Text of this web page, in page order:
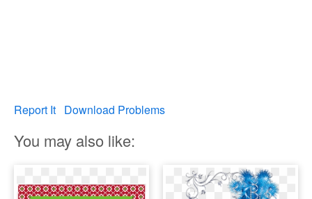
Report It Download Problems
You may also like: